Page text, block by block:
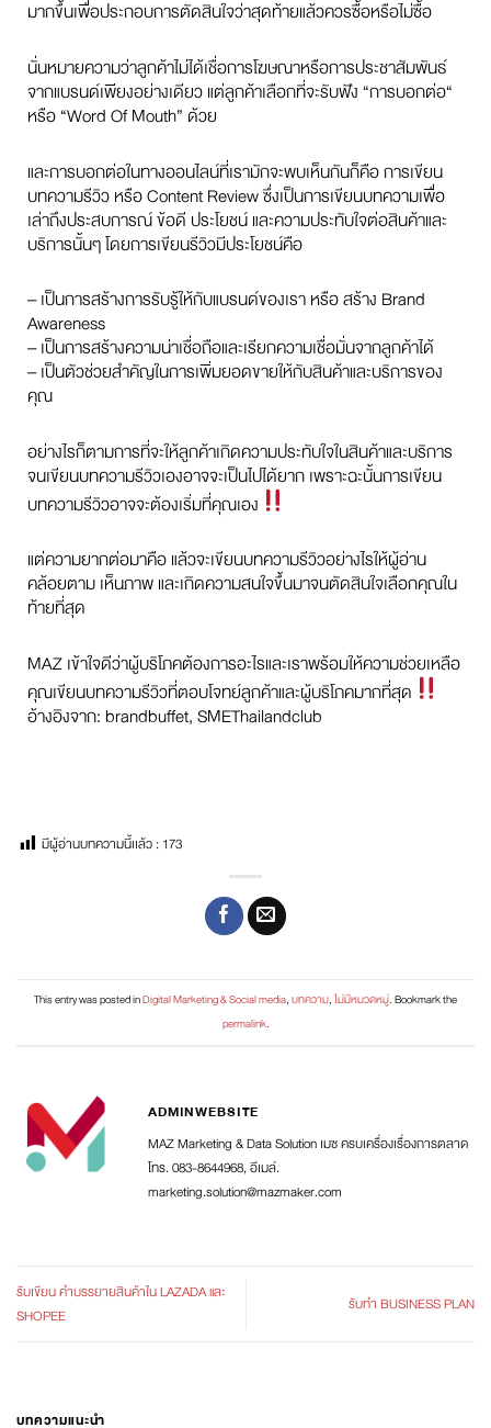
มากขึ้นเพื่อประกอบการตัดสินใจว่าสุดท้ายแล้วควรซื้อหรือไม่ซื้อ
นั่นหมายความว่าลูกค้าไม่ได้เชื่อการโฆษณาหรือการประชาสัมพันธ์
จากแบรนด์เพียงอย่างเดียว แต่ลูกค้าเลือกที่จะรับฟัง “การบอกต่อ“
หรือ “Word Of Mouth” ด้วย
และการบอกต่อในทางออนไลน์ที่เรามักจะพบเห็นกันก็คือ การเขียน
บทความรีวิว หรือ Content Review ซึ่งเป็นการเขียนบทความเพื่อ
เล่าถึงประสบการณ์ ข้อดี ประโยชน์ และความประทับใจต่อสินค้าและ
บริการนั้นๆ โดยการเขียนรีวิวมีประโยชน์คือ
– เป็นการสร้างการรับรู้ให้กับแบรนด์ของเรา หรือ สร้าง Brand
Awareness
– เป็นการสร้างความน่าเชื่อถือและเรียกความเชื่อมั่นจากลูกค้าได้
– เป็นตัวช่วยสำคัญในการเพิ่มยอดขายให้กับสินค้าและบริการของ
คุณ
อย่างไรก็ตามการที่จะให้ลูกค้าเกิดความประทับใจในสินค้าและบริการ
จนเขียนบทความรีวิวเองอาจจะเป็นไปได้ยาก เพราะฉะนั้นการเขียน
บทความรีวิวอาจจะต้องเริ่มที่คุณเอง
แต่ความยากต่อมาคือ แล้วจะเขียนบทความรีวิวอย่างไรให้ผู้อ่าน
คล้อยตาม เห็นภาพ และเกิดความสนใจขึ้นมาจนตัดสินใจเลือกคุณใน
ท้ายที่สุด
MAZ เข้าใจดีว่าผู้บริโภคต้องการอะไรและเราพร้อมให้ความช่วยเหลือ
คุณเขียนบทความรีวิวที่ตอบโจทย์ลูกค้าและผู้บริโภคมากที่สุด
อ้างอิงจาก: brandbuffet, SMEThailandclub
มีผู้อ่านบทความนี้เเล้ว :173
This entry was posted inDigital Marketing & Social media,บทความ,ไม่มีหมวดหมู่. Bookmark the
permalink.
ADMINWEBSITE
MAZ Marketing & Data Solution เมซ ครบเครื่องเรื่องการตลาด
โทร. 083-8644968, อีเมล์.
marketing.solution@mazmaker.com
รับเขียน คำบรรยายสินค้าใน LAZADA และ
SHOPEE
รับทำ BUSINESS PLAN
บทความแนะนำ